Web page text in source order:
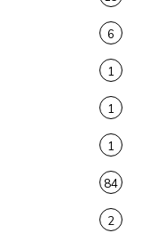
6
1
1
1
84
2